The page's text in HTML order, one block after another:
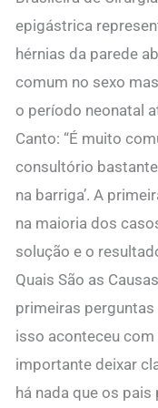
epigástrica
hérnias da parede
comum no sexo
o período neonatal
Canto: “É muito
consultório
na barriga’. A
na maioria dos
solução e o
Quais São as
primeiras perguntas
isso aconteceu com
importante deixar
há nada que os